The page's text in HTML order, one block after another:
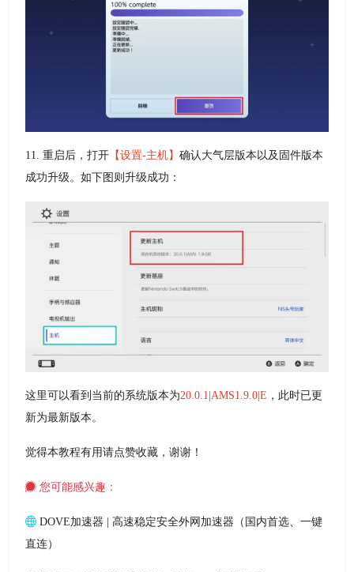
11. 重启后，打开 【设置-主机】 确认大气层版本以及固件版本
成功升级。如下图则升级成功：
这里可以看到当前的系统版本为20.0.1|AMS1.9.0|E ，此时已更
新为最新版本。
觉得本教程有用请点赞收藏，谢谢！
您可能感兴趣：
DOVE加速器 | 高速稳定安全外网加速器（国内首选、一键
直连）